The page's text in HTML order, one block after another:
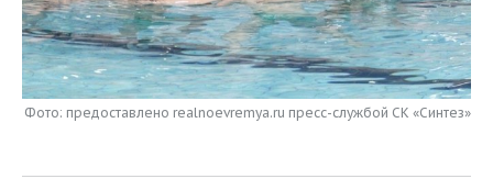
НЕФТЕХИМИЯ
НЕФТЬ
ОПК
РОЗНИЧНАЯ ТОРГОВЛЯ
ТРАНСПОРТ
НОВОСТИ ТЕХНОЛОГИЙ
IT
МЕРОПРИЯТИЯ
НОВОСТИ МЕРОПРИЯТИЙ
СПОРТ
Фото: предоставлено realnoevremya.ru пресс-службой СК «Синтез»